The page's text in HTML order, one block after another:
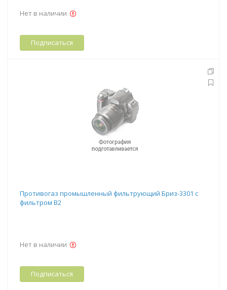
Нет в наличии
Подписаться
Противогаз промышленный фильтрующий Бриз-3301 с
фильтром В2
Нет в наличии
Подписаться